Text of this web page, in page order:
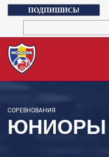
ПОДПИШИСЬ!
СОРЕВНОВАНИЯ
ЮНИОРЫ